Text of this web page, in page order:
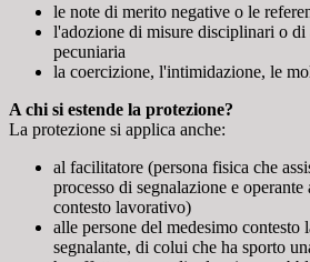
le note di merito negative o le
l'adozione di misure disciplinari o di
pecuniaria
la coercizione, l'intimidazione, le
A chi si estende la protezione?
La protezione si applica anche:
al facilitatore (persona fisica che
processo di segnalazione e
contesto lavorativo)
alle persone del medesimo contesto
segnalante, di colui che ha sporto